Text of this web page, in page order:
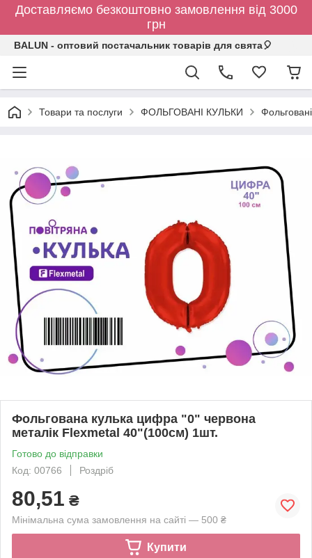
Доставляємо безкоштовно замовлення від 3000
грн
BALUN - оптовий постачальник товарів для свята🎈
Товари та послуги ФОЛЬГОВАНІ КУЛЬКИ
Фольгована кулька цифра "0" червона
металік Flexmetal 40"(100см) 1шт.
Готово до відправки
Код: 00766
Роздріб
80,51 ₴
Мінімальна сума замовлення на сайті — 500 ₴
Купити